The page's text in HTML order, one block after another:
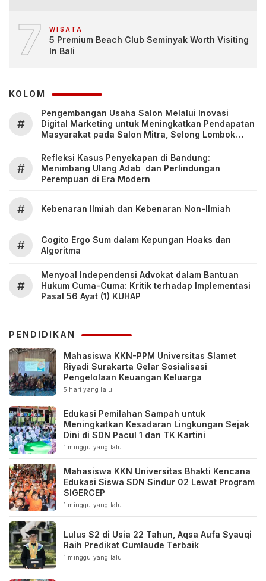
7 WISATA
5 Premium Beach Club Seminyak Worth Visiting
In Bali
KOLOM
#
Pengembangan Usaha Salon Melalui Inovasi
Digital Marketing untuk Meningkatkan Pendapatan
Masyarakat pada Salon Mitra, Selong Lombok
#
Refleksi Kasus Penyekapan di Bandung:
Menimbang Ulang Adab dan Perlindungan
Perempuan di Era Modern
# Kebenaran Ilmiah dan Kebenaran Non-Ilmiah
#
Cogito Ergo Sum dalam Kepungan Hoaks dan
Algoritma
#
Menyoal Independensi Advokat dalam Bantuan
Hukum Cuma-Cuma: Kritik terhadap Implementasi
Pasal 56 Ayat (1) KUHAP
PENDIDIKAN
Mahasiswa KKN-PPM Universitas Slamet
Riyadi Surakarta Gelar Sosialisasi
Pengelolaan Keuangan Keluarga
5 hari yang lalu
Edukasi Pemilahan Sampah untuk
Meningkatkan Kesadaran Lingkungan Sejak
Dini di SDN Pacul 1 dan TK Kartini
1 minggu yang lalu
Mahasiswa KKN Universitas Bhakti Kencana
Edukasi Siswa SDN Sindur 02 Lewat Program
SIGERCEP
1 minggu yang lalu
Lulus S2 di Usia 22 Tahun, Aqsa Aufa Syauqi
Raih Predikat Cumlaude Terbaik
1 minggu yang lalu